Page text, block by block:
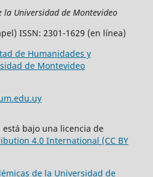
la Universidad de Montevideo
ISSN: 2301-1629 (en línea)
de Humanidades y
de Montevideo
bajo una licencia de
4.0 International (CC BY
de la Universidad de